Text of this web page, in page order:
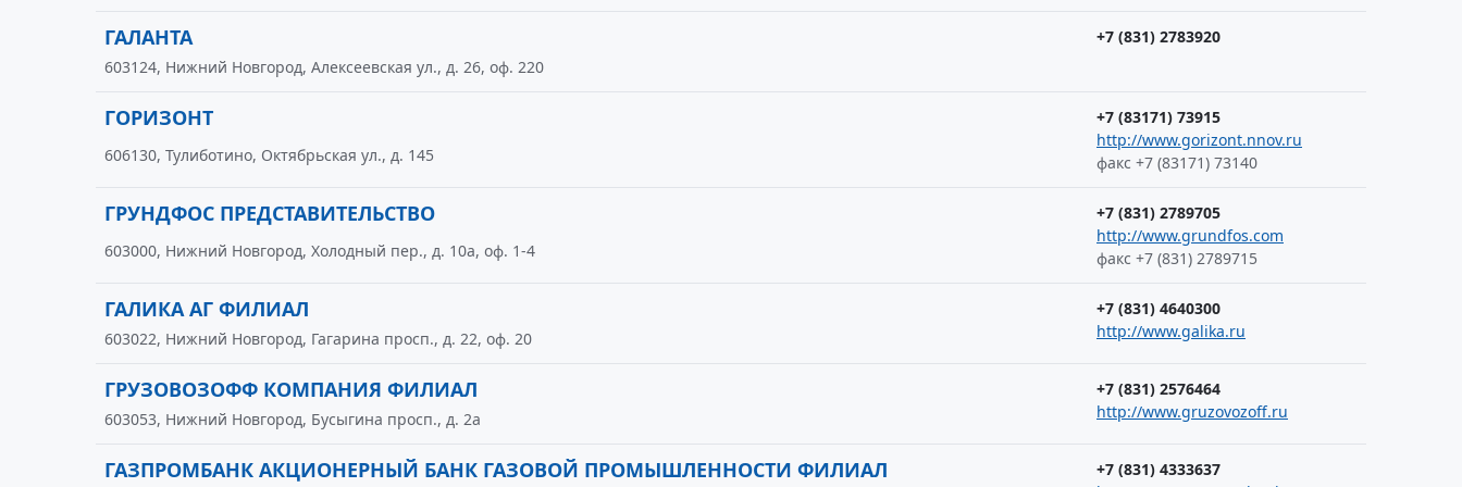
ГАЛАНТА
+7 (831) 2783920
603124, Нижний Новгород, Алексеевская ул., д. 26, оф. 220
ГОРИЗОНТ
+7 (83171) 73915
http://www.gorizont.nnov.ru
факс +7 (83171) 73140
606130, Тулиботино, Октябрьская ул., д. 145
ГРУНДФОС ПРЕДСТАВИТЕЛЬСТВО
+7 (831) 2789705
http://www.grundfos.com
факс +7 (831) 2789715
603000, Нижний Новгород, Холодный пер., д. 10а, оф. 1-4
ГАЛИКА АГ ФИЛИАЛ
+7 (831) 4640300
http://www.galika.ru
603022, Нижний Новгород, Гагарина просп., д. 22, оф. 20
ГРУЗОВОЗОФФ КОМПАНИЯ ФИЛИАЛ
+7 (831) 2576464
http://www.gruzovozoff.ru
603053, Нижний Новгород, Бусыгина просп., д. 2а
ГАЗПРОМБАНК АКЦИОНЕРНЫЙ БАНК ГАЗОВОЙ ПРОМЫШЛЕННОСТИ ФИЛИАЛ
+7 (831) 4333637